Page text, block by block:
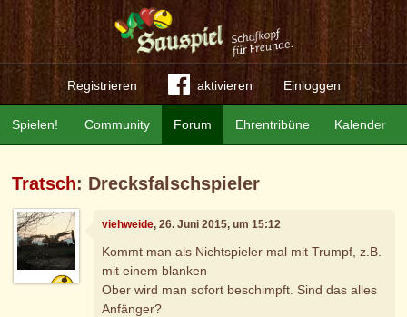
Registrieren aktivieren Einloggen
Community Forum Ehrentribüne Kalender
Spielen!
Tratsch: Drecksfalschspieler
viehweide, 26. Juni 2015, um 15:12
Kommt man als Nichtspieler mal mit Trumpf, z.B.
mit einem blanken
Ober wird man sofort beschimpft. Sind das alles
Anfänger?